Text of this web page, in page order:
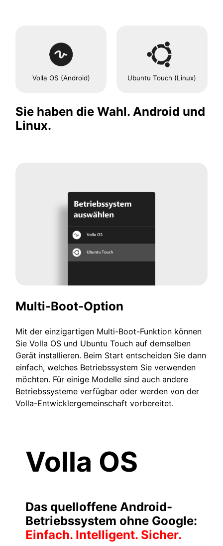
Volla OS (Android) Ubuntu Touch (Linux)
Sie haben die Wahl. Android und
Linux.
Multi-Boot-Option
Mit der einzigartigen Multi-Boot-Funktion können
Sie Volla OS und Ubuntu Touch auf demselben
Gerät installieren. Beim Start entscheiden Sie dann
einfach, welches Betriebssystem Sie verwenden
möchten. Für einige Modelle sind auch andere
Betriebssysteme verfügbar oder werden von der
Volla-Entwicklergemeinschaft vorbereitet.
Volla OS
Das quelloffene Android-
Betriebssystem ohne Google:
Einfach. Intelligent. Sicher.